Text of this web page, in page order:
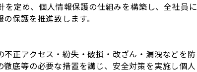
定め、個人情報保護の仕組みを構築し、全社員に
保護を推進致します。
正アクセス・紛失・破損・改ざん・漏洩などを防
底等の必要な措置を講じ、安全対策を実施し個人